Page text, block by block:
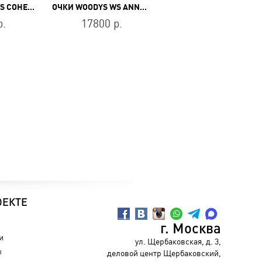
ОЧКИ WOODYS WS COHEN 03 ОЧКИ WOODYS WS ANNA 03
17800 р.
г. Москва
ул. Щербаковская, д. 3,
деловой центр Щербаковский,